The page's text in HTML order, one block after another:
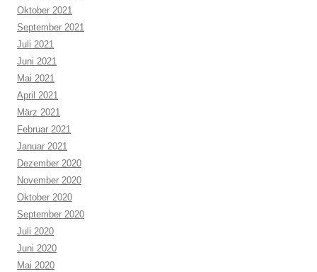
Oktober 2021
September 2021
Juli 2021
Juni 2021
Mai 2021
April 2021
März 2021
Februar 2021
Januar 2021
Dezember 2020
November 2020
Oktober 2020
September 2020
Juli 2020
Juni 2020
Mai 2020